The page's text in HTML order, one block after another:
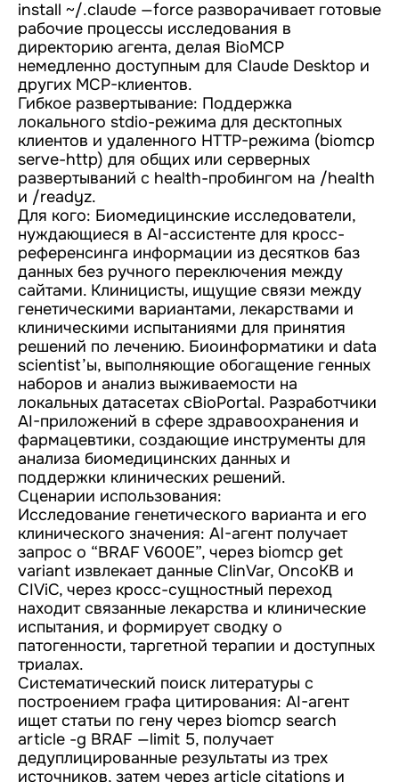
install ~/.claude —force разворачивает готовые
рабочие процессы исследования в
директорию агента, делая BioMCP
немедленно доступным для Claude Desktop и
других MCP-клиентов.
Гибкое развертывание: Поддержка
локального stdio-режима для десктопных
клиентов и удаленного HTTP-режима (biomcp
serve-http) для общих или серверных
развертываний с health-пробингом на /health
и /readyz.
Для кого: Биомедицинские исследователи,
нуждающиеся в AI-ассистенте для кросс-
референсинга информации из десятков баз
данных без ручного переключения между
сайтами. Клиницисты, ищущие связи между
генетическими вариантами, лекарствами и
клиническими испытаниями для принятия
решений по лечению. Биоинформатики и data
scientist’ы, выполняющие обогащение генных
наборов и анализ выживаемости на
локальных датасетах cBioPortal. Разработчики
AI-приложений в сфере здравоохранения и
фармацевтики, создающие инструменты для
анализа биомедицинских данных и
поддержки клинических решений.
Сценарии использования:
Исследование генетического варианта и его
клинического значения: AI-агент получает
запрос о “BRAF V600E”, через biomcp get
variant извлекает данные ClinVar, OncoKB и
CIViC, через кросс-сущностный переход
находит связанные лекарства и клинические
испытания, и формирует сводку о
патогенности, таргетной терапии и доступных
триалах.
Систематический поиск литературы с
построением графа цитирования: AI-агент
ищет статьи по гену через biomcp search
article -g BRAF —limit 5, получает
дедуплицированные результаты из трех
источников, затем через article citations и